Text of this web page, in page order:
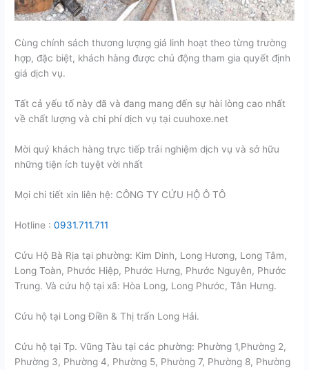
Cùng chính sách thương lượng giá linh hoạt theo từng trường
hợp, đặc biệt, khách hàng được chủ động tham gia quyết định
giá dịch vụ.
Tất cả yếu tố này đã và đang mang đến sự hài lòng cao nhất
về chất lượng và chi phí dịch vụ tại cuuhoxe.net
Mời quý khách hàng trực tiếp trải nghiệm dịch vụ và sở hữu
những tiện ích tuyệt vời nhất
Mọi chi tiết xin liên hệ: CÔNG TY CỨU HỘ Ô TÔ
Hotline :0931.711.711
Cứu Hộ Bà Rịa tại phường: Kim Dinh, Long Hương, Long Tâm,
Long Toàn, Phước Hiệp, Phước Hưng, Phước Nguyên, Phước
Trung. Và cứu hộ tại xã: Hòa Long, Long Phước, Tân Hưng.
Cứu hộ tại Long Điền & Thị trấn Long Hải.
Cứu hộ tại Tp. Vũng Tàu tại các phường: Phường 1,Phường 2,
Phường 3, Phường 4, Phường 5, Phường 7, Phường 8, Phường